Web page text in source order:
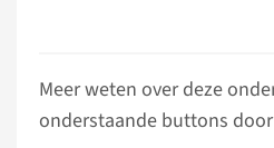
Meer weten over deze
onderstaande buttons